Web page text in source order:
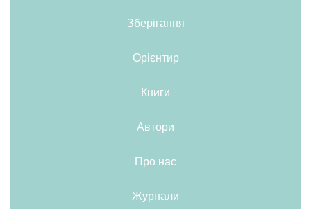
Зберігання
Орієнтир
Книги
Автори
Про нас
Журнали